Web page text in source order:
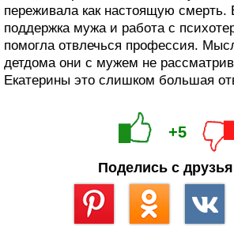
переживала как настоящую смерть.
поддержка мужа и работа с
помогла отвлечься профессия.
детдома они с мужем не
Екатерины это слишком большая
+5
Поделись с